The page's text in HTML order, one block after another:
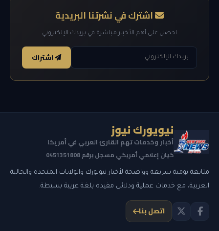
اشترك في نشرتنا البريدية
احصل على أهم الأخبار مباشرة في بريدك الإلكتروني
اشتراك
نيويورك نيوز
أخبار وخدمات تهم القارئ العربي في أمريكا
كيان إعلامي أمريكي مسجل برقم 0451351808
متابعة يومية سريعة وواضحة لأخبار نيويورك والولايات المتحدة والجالية
العربية، مع خدمات عملية ودلائل مفيدة بلغة عربية بسيطة.
اتصل بنا